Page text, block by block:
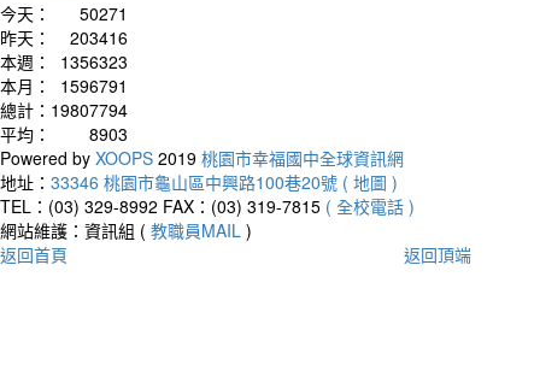
今天：
50271
昨天：
203416
本週：
1356323
本月：
1596791
總計： 19807794
平均：
8903
Powered by XOOPS 2019 桃園市幸福國中全球資訊網
地址： 33346 桃園市龜山區中興路100巷20號 ( 地圖 )
TEL：(03) 329-8992 FAX：(03) 319-7815 ( 全校電話 )
網站維護：資訊組 ( 教職員MAIL )
返回首頁
返回頂端